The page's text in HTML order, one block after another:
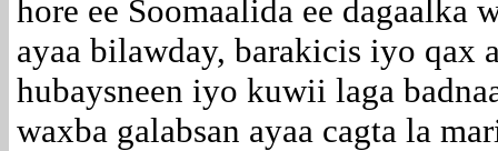
hore ee Soomaalida ee
ayaa bilawday, barakicis iyo qax
hubaysneen iyo kuwii laga
waxba galabsan ayaa cagta la